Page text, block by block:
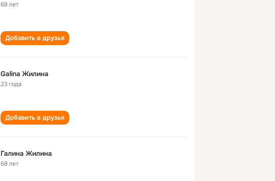
68 лет
Добавить в друзья
Galina Жилина
23 года
Добавить в друзья
Галина Жилина
68 лет